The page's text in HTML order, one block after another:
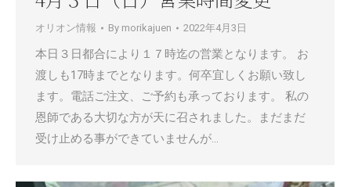
オリオン情報 By morikajuen 2022年4月3日
本日３日都合により１７時迄の営業となります。 お
渡しも17時までとなります。何卒宜しくお願い致し
ます。電話ご注文、ご予約も承っております。 私の
恩師である大切な方が天に召されました。まだまだ
受け止める事ができていませんが…